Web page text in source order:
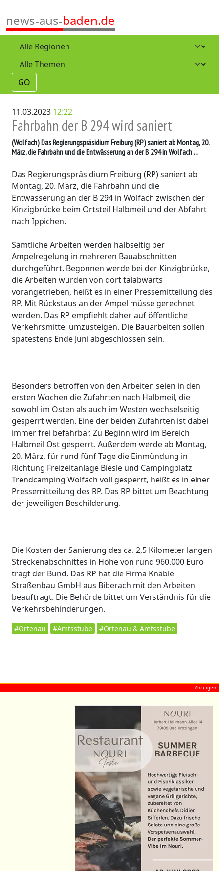
news-aus-baden.de
GO
11.03.2023 12:22
Fahrbahn der B 294 wird saniert
(Wolfach)Das Regierungspräsidium Freiburg (RP) saniert ab Montag, 20.
März, die Fahrbahn und die Entwässerung an der B 294 in Wolfach ...
Das Regierungspräsidium Freiburg (RP) saniert ab
Montag, 20. März, die Fahrbahn und die
Entwässerung an der B 294 in Wolfach zwischen der
Kinzigbrücke beim Ortsteil Halbmeil und der Abfahrt
nach Ippichen.
Sämtliche Arbeiten werden halbseitig per
Ampelregelung in mehreren Bauabschnitten
durchgeführt. Begonnen werde bei der Kinzigbrücke,
die Arbeiten würden von dort talabwärts
vorangetrieben, heißt es in einer Pressemitteilung des
RP. Mit Rückstaus an der Ampel müsse gerechnet
werden. Das RP empfiehlt daher, auf öffentliche
Verkehrsmittel umzusteigen. Die Bauarbeiten sollen
spätestens Ende Juni abgeschlossen sein.
Besonders betroffen von den Arbeiten seien in den
ersten Wochen die Zufahrten nach Halbmeil, die
sowohl im Osten als auch im Westen wechselseitig
gesperrt werden. Eine der beiden Zufahrten ist dabei
immer frei befahrbar. Zu Beginn wird im Bereich
Halbmeil Ost gesperrt. Außerdem werde ab Montag,
20. März, für rund fünf Tage die Einmündung in
Richtung Freizeitanlage Biesle und Campingplatz
Trendcamping Wolfach voll gesperrt, heißt es in einer
Pressemitteilung des RP. Das RP bittet um Beachtung
der jeweiligen Beschilderung.
Die Kosten der Sanierung des ca. 2,5 Kilometer langen
Streckenabschnittes in Höhe von rund 960.000 Euro
trägt der Bund. Das RP hat die Firma Knäble
Straßenbau GmbH aus Biberach mit den Arbeiten
beauftragt. Die Behörde bittet um Verständnis für die
Verkehrsbehinderungen.
#Ortenau #Amtsstube #Ortenau & Amtsstube
Anzeigen